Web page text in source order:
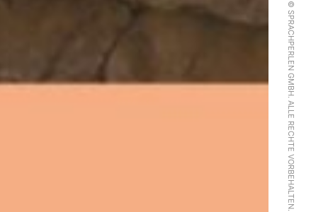
© SPRACHPERLEN GMBH. ALLE RECHTE VORBEHALTEN.